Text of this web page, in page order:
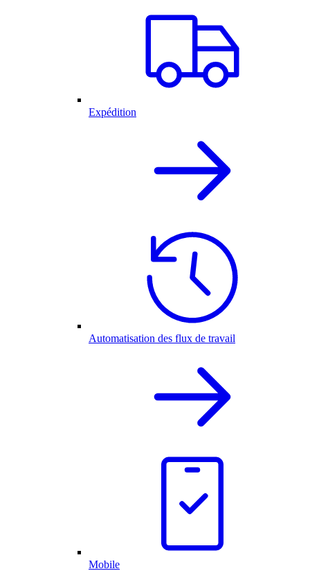
Expédition
Automatisation des flux de travail
Mobile